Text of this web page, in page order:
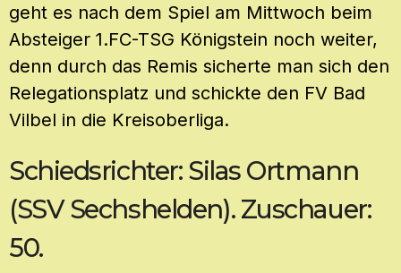
geht es nach dem Spiel am Mittwoch beim
Absteiger 1.FC-TSG Königstein noch weiter,
denn durch das Remis sicherte man sich den
Relegationsplatz und schickte den FV Bad
Vilbel in die Kreisoberliga.
Schiedsrichter: Silas Ortmann
(SSV Sechshelden). Zuschauer:
50.